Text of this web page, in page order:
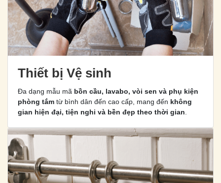
Thiết bị Vệ sinh
Đa dạng mẫu mã bồn cầu, lavabo, vòi sen và phụ kiện
phòng tắm từ bình dân đến cao cấp, mang đến không
gian hiện đại, tiện nghi và bền đẹp theo thời gian